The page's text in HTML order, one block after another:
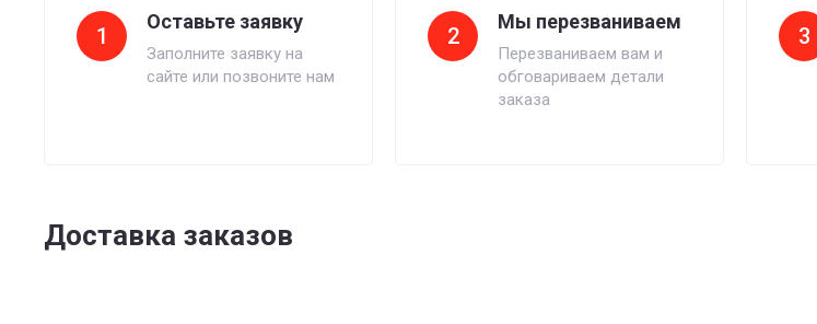
1
Оставьте заявку
Заполните заявку на
сайте или позвоните нам
2
Мы перезваниваем
Перезваниваем вам и
обговариваем детали
заказа
3
Доставка заказов